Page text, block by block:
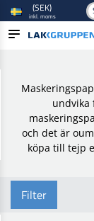
BRANSCHER
VARUMÄRKEN
BLOGG
NYHETER
(SEK)
inkl. moms
undvika
och det är
köpa till tejp
Filter